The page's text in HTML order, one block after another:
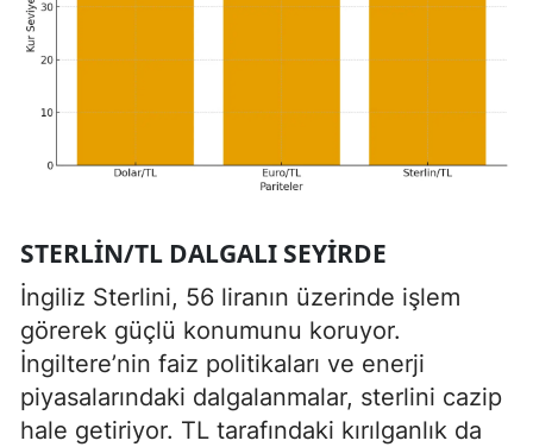
STERLIN/TL DALGALI SEYIRDE
İngiliz Sterlini, 56 liranın üzerinde işlem
görerek güçlü konumunu koruyor.
İngiltere’nin faiz politikaları ve enerji
piyasalarındaki dalgalanmalar, sterlini cazip
hale getiriyor. TL tarafındaki kırılganlık da